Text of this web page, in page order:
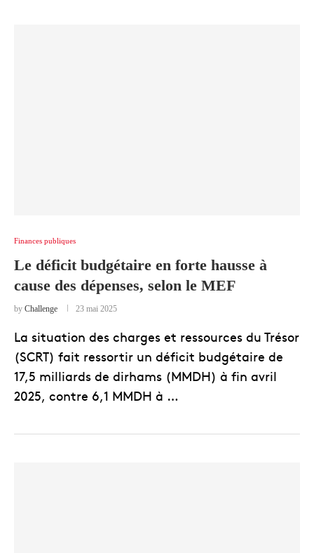
Finances publiques
Le déficit budgétaire en forte hausse à
cause des dépenses, selon le MEF
by Challenge 23 mai 2025
La situation des charges et ressources du Trésor
(SCRT) fait ressortir un déficit budgétaire de
17,5 milliards de dirhams (MMDH) à fin avril
2025, contre 6,1 MMDH à …